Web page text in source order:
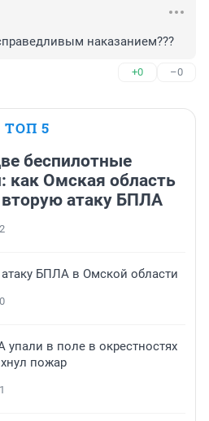
наказанием???
+0 –0
ТОП 5
беспилотные
как Омская область
атаку БПЛА
БПЛА в Омской области
в поле в окрестностях
пожар